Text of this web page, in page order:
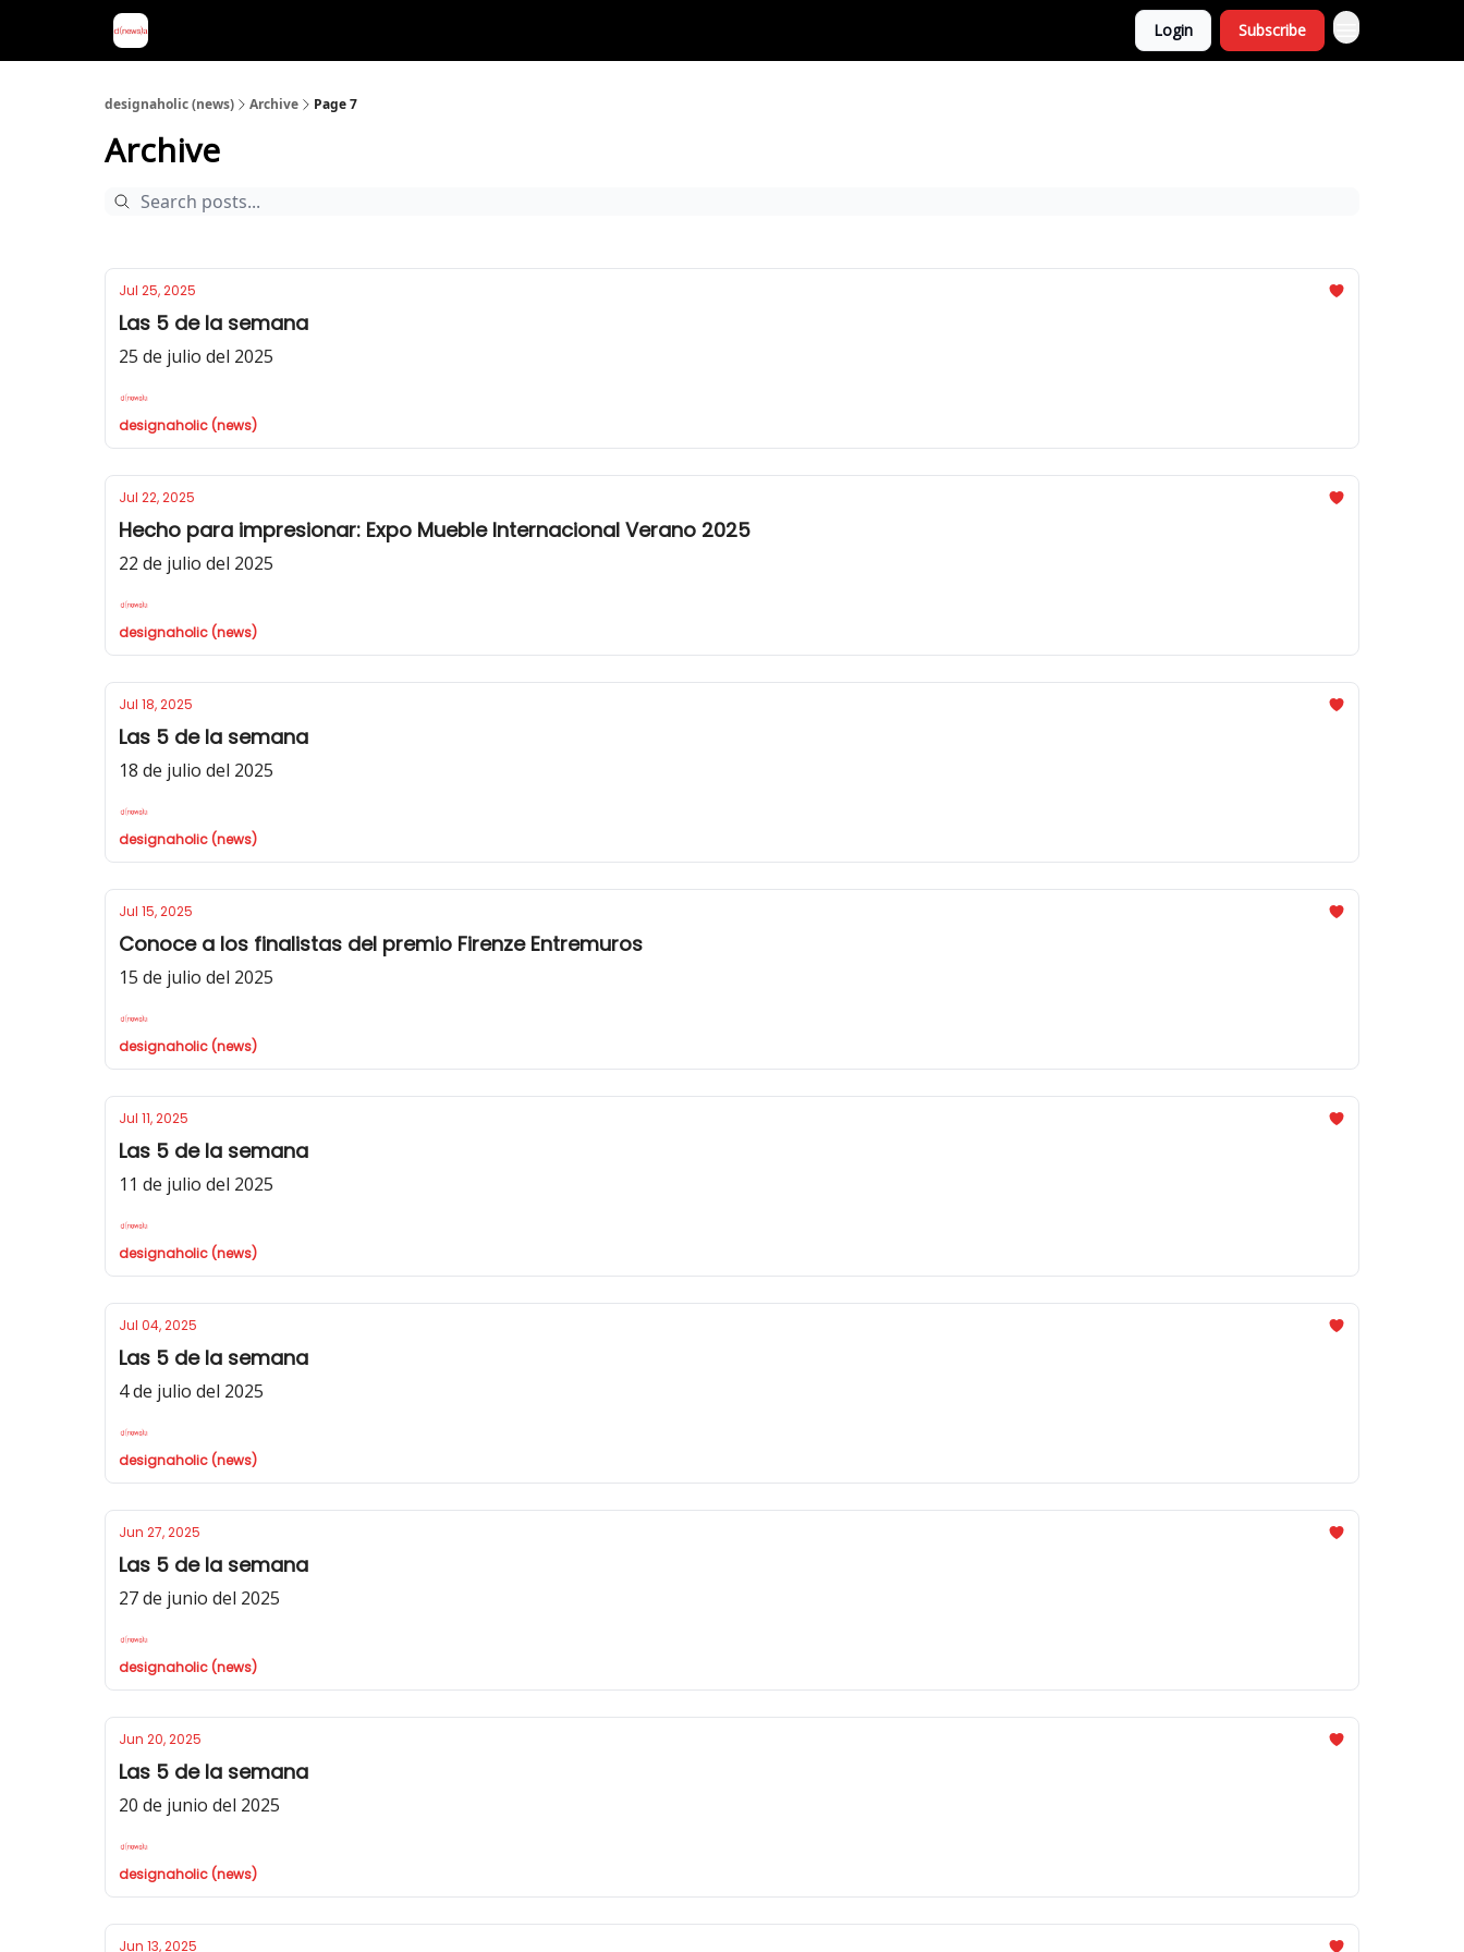
Login Subscribe
designaholic (news) Archive Page 7
Archive
Jul 25, 2025
Las 5 de la semana
25 de julio del 2025
designaholic (news)
Jul 22, 2025
Hecho para impresionar: Expo Mueble Internacional Verano 2025
22 de julio del 2025
designaholic (news)
Jul 18, 2025
Las 5 de la semana
18 de julio del 2025
designaholic (news)
Jul 15, 2025
Conoce a los finalistas del premio Firenze Entremuros
15 de julio del 2025
designaholic (news)
Jul 11, 2025
Las 5 de la semana
11 de julio del 2025
designaholic (news)
Jul 04, 2025
Las 5 de la semana
4 de julio del 2025
designaholic (news)
Jun 27, 2025
Las 5 de la semana
27 de junio del 2025
designaholic (news)
Jun 20, 2025
Las 5 de la semana
20 de junio del 2025
designaholic (news)
Jun 13, 2025